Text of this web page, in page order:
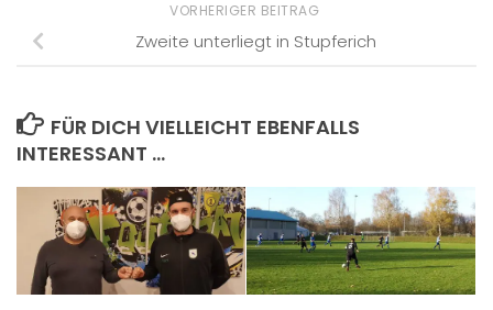
VORHERIGER BEITRAG
Zweite unterliegt in Stupferich
FÜR DICH VIELLEICHT EBENFALLS
INTERESSANT …